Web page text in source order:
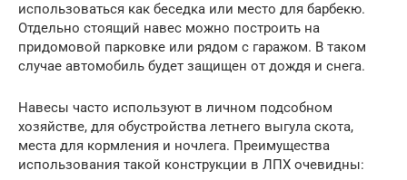
использоваться как беседка или место для барбекю.
Отдельно стоящий навес можно построить на
придомовой парковке или рядом с гаражом. В таком
случае автомобиль будет защищен от дождя и снега.
Навесы часто используют в личном подсобном
хозяйстве, для обустройства летнего выгула скота,
места для кормления и ночлега. Преимущества
использования такой конструкции в ЛПХ очевидны: